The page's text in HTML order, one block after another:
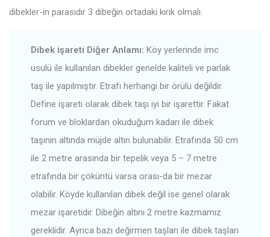
dibekler-in parasıdır 3 dibeğin ortadaki kırık olmalı.
Dibek işareti Diğer Anlamı: Köy yerlerinde imc
usulü ile kullanılan dibekler genelde kaliteli ve parlak
taş ile yapılmıştır. Etrafı herhangi bir örülü değildir.
Define işareti olarak dibek taşı iyi bir işarettir. Fakat
forum ve bloklardan okuduğum kadarı ile dibek
taşının altında müjde altın bulunabilir. Etrafında 50 cm
ile 2 metre arasında bir tepelik veya 5 – 7 metre
etrafında bir çöküntü varsa orası-da bir mezar
olabilir. Köyde kullanılan dibek değil ise genel olarak
mezar işaretidir. Dibeğin altını 2 metre kazmamız
gereklidir. Ayrıca bazı değirmen taşları ile dibek taşları